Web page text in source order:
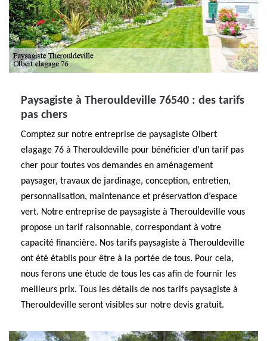
Paysagiste à Therouldeville 76540 : des tarifs
pas chers
Comptez sur notre entreprise de paysagiste Olbert
elagage 76 à Therouldeville pour bénéficier d’un tarif pas
cher pour toutes vos demandes en aménagement
paysager, travaux de jardinage, conception, entretien,
personnalisation, maintenance et préservation d’espace
vert. Notre entreprise de paysagiste à Therouldeville vous
propose un tarif raisonnable, correspondant à votre
capacité financière. Nos tarifs paysagiste à Therouldeville
ont été établis pour être à la portée de tous. Pour cela,
nous ferons une étude de tous les cas afin de fournir les
meilleurs prix. Tous les détails de nos tarifs paysagiste à
Therouldeville seront visibles sur notre devis gratuit.